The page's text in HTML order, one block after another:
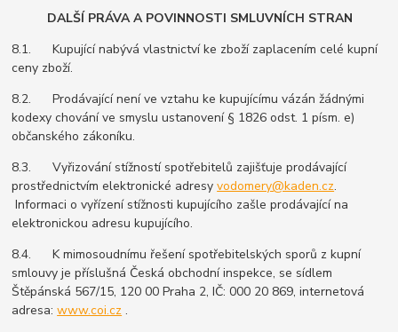
DALŠÍ PRÁVA A POVINNOSTI SMLUVNÍCH STRAN
8.1. Kupující nabývá vlastnictví ke zboží zaplacením celé kupní
ceny zboží.
8.2. Prodávající není ve vztahu ke kupujícímu vázán žádnými
kodexy chování ve smyslu ustanovení § 1826 odst. 1 písm. e)
občanského zákoníku.
8.3. Vyřizování stížností spotřebitelů zajišťuje prodávající
prostřednictvím elektronické adresyvodomery@kaden.cz.
Informaci o vyřízení stížnosti kupujícího zašle prodávající na
elektronickou adresu kupujícího.
8.4. K mimosoudnímu řešení spotřebitelských sporů z kupní
smlouvy je příslušná Česká obchodní inspekce, se sídlem
Štěpánská 567/15, 120 00 Praha 2, IČ: 000 20 869, internetová
adresa:www.coi.cz .